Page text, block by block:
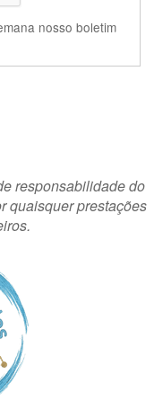
nosso boletim
responsabilidade do
quaisquer prestações